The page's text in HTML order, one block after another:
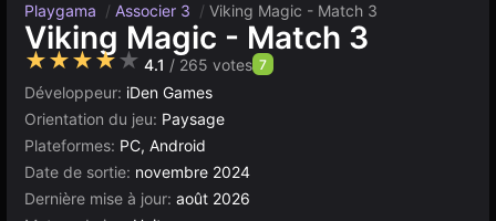
Playgama / Associer 3 / Viking Magic - Match 3
Viking Magic - Match 3
★★★★★ 4.1 / 265 votes 7
Développeur: iDen Games
Orientation du jeu: Paysage
Plateformes: PC, Android
Date de sortie: novembre 2024
Dernière mise à jour: août 2026